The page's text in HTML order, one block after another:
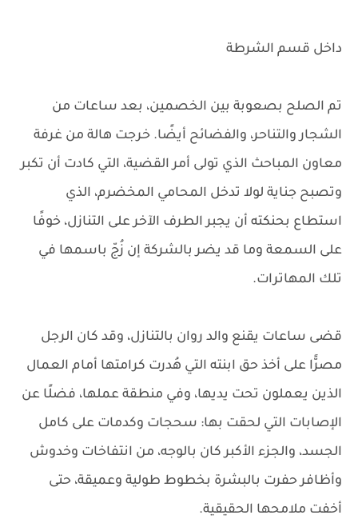
داخل قسم الشرطة
تم الصلح بصعوبة بين الخصمين، بعد ساعات من
الشجار والتناحر، والفضائح أيضًا. خرجت هالة من غرفة
معاون المباحث الذي تولى أمر القضية، التي كادت أن تكبر
وتصبح جناية لولا تدخل المحامي المخضرم، الذي
استطاع بحنكته أن يجبر الطرف الآخر على التنازل، خوفًا
على السمعة وما قد يضر بالشركة إن زُجّ باسمها في
تلك المهاترات.
قضى ساعات يقنع والد روان بالتنازل، وقد كان الرجل
مصرًّا على أخذ حق ابنته التي هُدرت كرامتها أمام العمال
الذين يعملون تحت يديها، وفي منطقة عملها، فضلًا عن
الإصابات التي لحقت بها: سحجات وكدمات على كامل
الجسد، والجزء الأكبر كان بالوجه، من انتفاخات وخدوش
وأظافر حفرت بالبشرة بخطوط طولية وعميقة، حتى
أخفت ملامحها الحقيقية.